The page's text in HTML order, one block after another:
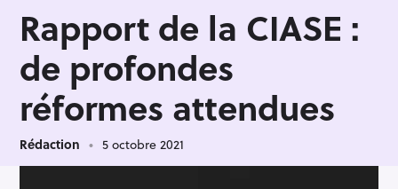
Rapport de la CIASE :
de profondes
réformes attendues
Rédaction 5 octobre 2021